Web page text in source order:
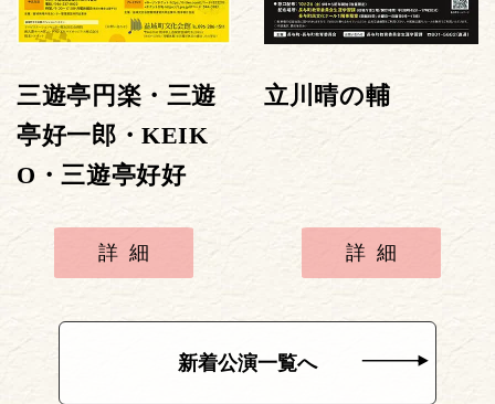
三遊亭円楽・三遊
亭好一郎・KEIK
O・三遊亭好好
詳細
立川晴の輔
詳細
新着公演一覧へ